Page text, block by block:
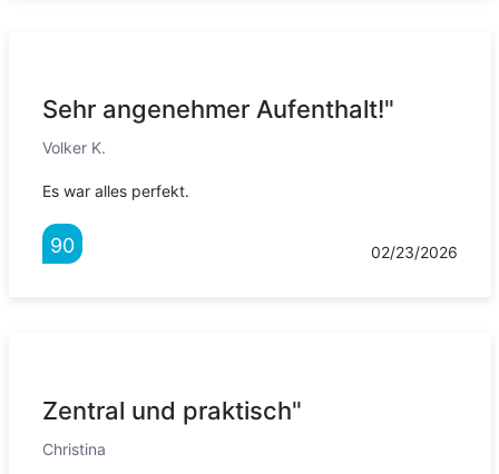
Sehr angenehmer Aufenthalt!"
Volker K.
Es war alles perfekt.
90 02/23/2026
Zentral und praktisch"
Christina